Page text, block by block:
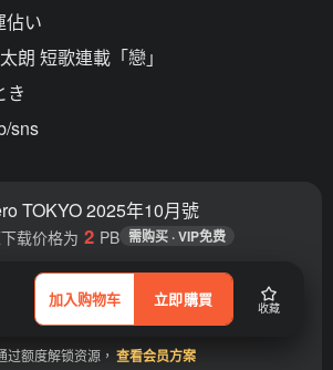
佔い
朗 短歌連載「戀」
き
sns
TOKYO 2025年10月號
加入购物车 立即購買 收藏
载价格为 2 PB 需购买 · VIP免费
过额度解锁资源， 查看会员方案